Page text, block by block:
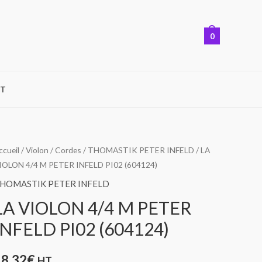
0
/Violon /Cordes / THOMASTIK PETER INFELD / LA
4/4 M PETER INFELD PI02 (604124)
PETER INFELD
VIOLON 4/4 M PETER
PI02 (604124)
4